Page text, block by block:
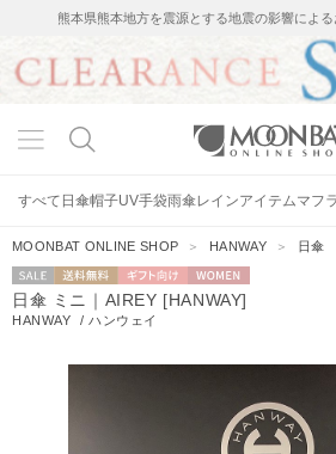
熊本県熊本地方を震源とする地震の影響によ
すべて 日傘帽子UV手袋雨傘レインアイテムマフ
MOONBAT ONLINE SHOP ＞ HANWAY ＞ 日傘
セー
ル
送料無料 ギフト向
け
WOMEN
日傘 ミニ｜AIREY [HANWAY]
HANWAY /ハンウェイ